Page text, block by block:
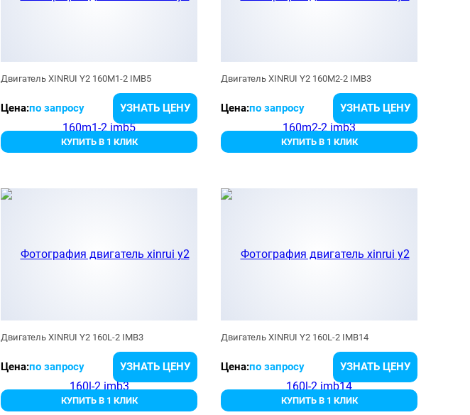
Двигатель XINRUI Y2 160M1-2 IMB5
Цена:по запросу УЗНАТЬ ЦЕНУ
КУПИТЬ В 1 КЛИК
Двигатель XINRUI Y2 160M2-2 IMB3
Цена:по запросу УЗНАТЬ ЦЕНУ
КУПИТЬ В 1 КЛИК
Двигатель XINRUI Y2 160L-2 IMB3
Цена:по запросу УЗНАТЬ ЦЕНУ
КУПИТЬ В 1 КЛИК
Двигатель XINRUI Y2 160L-2 IMB14
Цена:по запросу УЗНАТЬ ЦЕНУ
КУПИТЬ В 1 КЛИК